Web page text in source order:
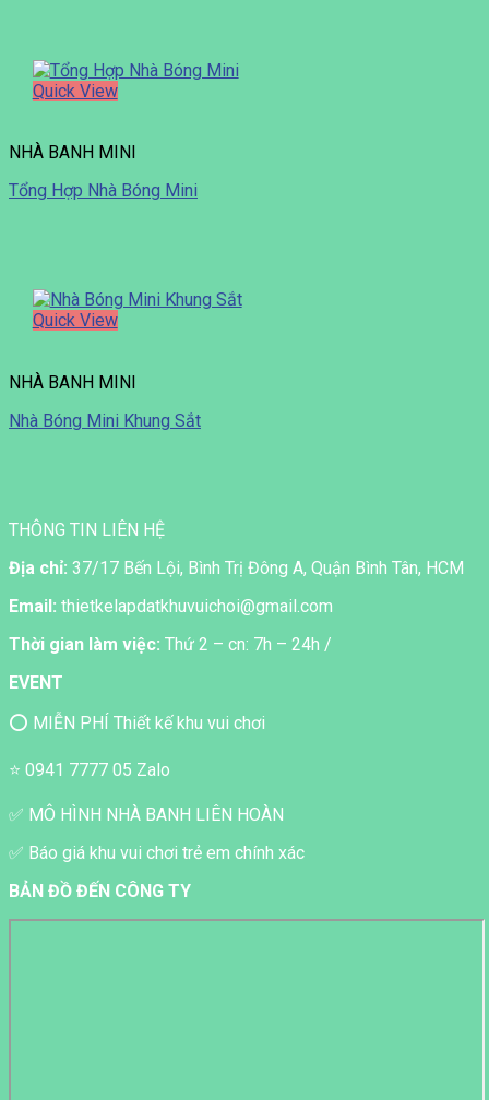
Quick View
NHÀ BANH MINI
Tổng Hợp Nhà Bóng Mini
Quick View
NHÀ BANH MINI
Nhà Bóng Mini Khung Sắt
THÔNG TIN LIÊN HỆ
Địa chỉ: 37/17 Bến Lội, Bình Trị Đông A, Quận Bình Tân, HCM
Email: thietkelapdatkhuvuichoi@gmail.com
Thời gian làm việc: Thứ 2 – cn: 7h – 24h /
EVENT
⭕ MIỄN PHÍ Thiết kế khu vui chơi
⭐ 0941 7777 05 Zalo
✅ MÔ HÌNH NHÀ BANH LIÊN HOÀN
✅ Báo giá khu vui chơi trẻ em chính xác
BẢN ĐỒ ĐẾN CÔNG TY